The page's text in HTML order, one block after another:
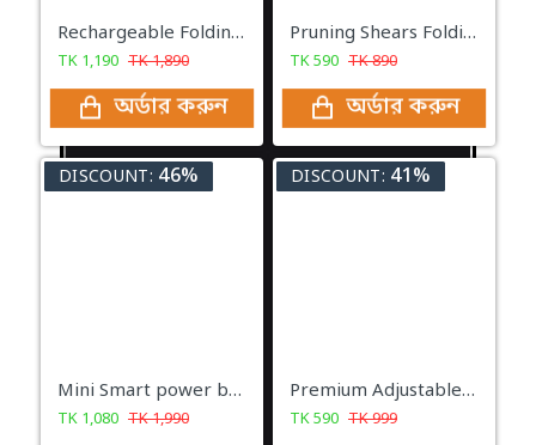
Rechargeable Folding Fan KC-5811
TK 1,190 TK1,890
অর্ডার করুন
Pruning Shears Folding Woodsawing Tools for Multi-purpose Pruning Gardening Scissors Hand Pruner
TK590 TK890
অর্ডার করুন
DISCOUNT: 46%
Mini Smart power bank. 20000 mah battery
TK 1,080 TK1,990
DISCOUNT: 41%
Premium Adjustable Back Posture Corrector Belt for Women Men
TK590 TK999